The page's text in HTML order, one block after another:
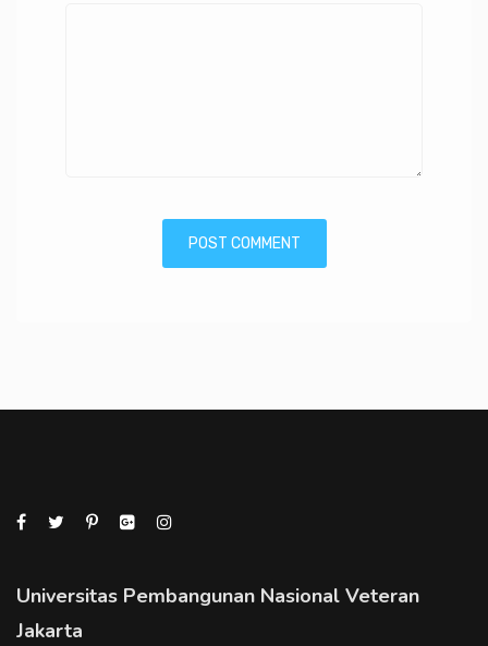
Universitas Pembangunan Nasional Veteran
Jakarta